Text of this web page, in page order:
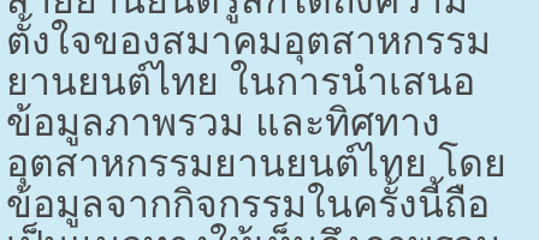
ตั้งใจของสมาคมอุตสาหกรรม
ยานยนต์ไทย ในการนำเสนอ
ข้อมูลภาพรวม และทิศทาง
อุตสาหกรรมยานยนต์ไทย โดย
ข้อมูลจากกิจกรรมในครั้งนี้ถือ